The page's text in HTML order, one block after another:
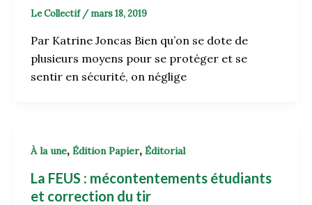
Le Collectif / mars 18, 2019
Par Katrine Joncas Bien qu’on se dote de
plusieurs moyens pour se protéger et se
sentir en sécurité, on néglige
À la une, Édition Papier, Éditorial
La FEUS : mécontentements étudiants
et correction du tir